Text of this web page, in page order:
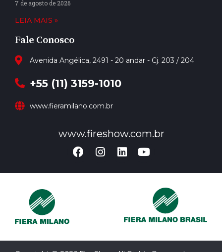
7 de agosto de 2026
LEIA MAIS »
Fale Conosco
Avenida Angélica, 2491 - 20 andar - Cj. 203 / 204
+55 (11) 3159-1010
www.fieramilano.com.br
www.fireshow.com.br